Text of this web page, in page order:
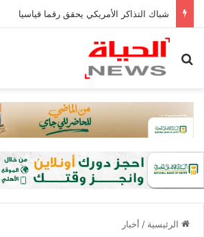
شباك التذاكر الأمريكي يحقق رقما قياسيا
بحث عن
الرئيسية / أخبار